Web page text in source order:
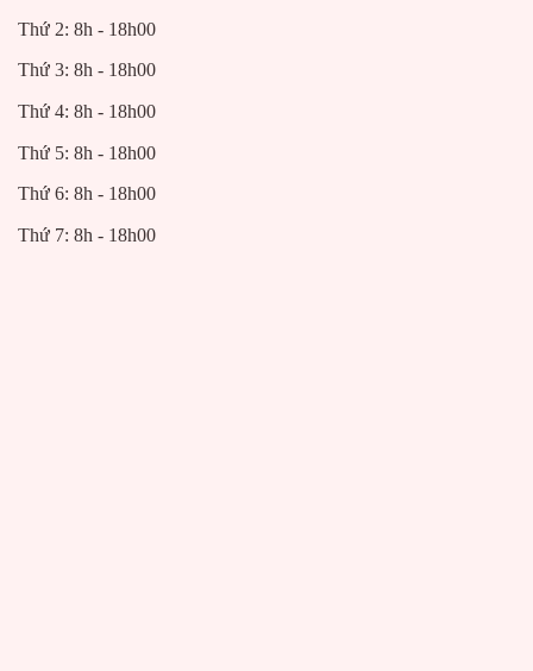
Thứ 2: 8h - 18h00
Thứ 3: 8h - 18h00
Thứ 4: 8h - 18h00
Thứ 5: 8h - 18h00
Thứ 6: 8h - 18h00
Thứ 7: 8h - 18h00